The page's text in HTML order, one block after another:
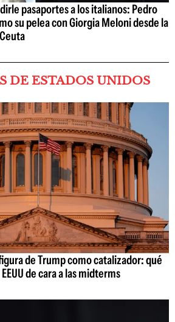
pasaportes a los italianos: Pedro
su pelea con Giorgia Meloni desde la
DE ESTADOS UNIDOS
de Trump como catalizador: qué
de cara a las midterms